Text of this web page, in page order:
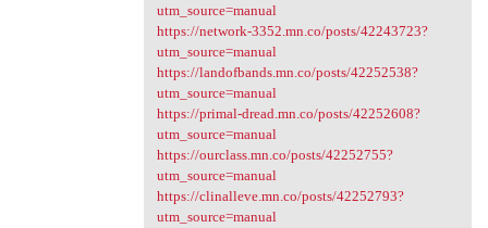
utm_source=manual
https://network-3352.mn.co/posts/42243723?
utm_source=manual
https://landofbands.mn.co/posts/42252538?
utm_source=manual
https://primal-dread.mn.co/posts/42252608?
utm_source=manual
https://ourclass.mn.co/posts/42252755?
utm_source=manual
https://clinalleve.mn.co/posts/42252793?
utm_source=manual